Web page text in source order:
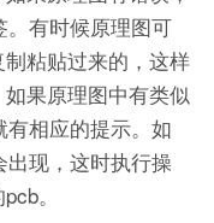
。有时候原理图可
粘贴过来的，这样
果原理图中有类似
相应的提示。如
出现，这时执行操
。